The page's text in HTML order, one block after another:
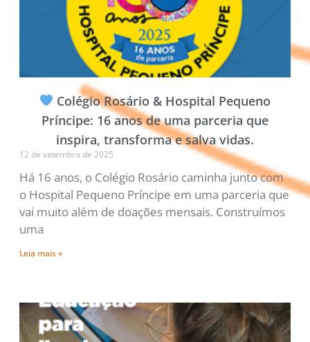
Colégio Rosário & Hospital Pequeno
Príncipe: 16 anos de uma parceria que
inspira, transforma e salva vidas.
12 de setembro de 2025
Há 16 anos, o Colégio Rosário caminha junto com
o Hospital Pequeno Príncipe em uma parceria que
vai muito além de doações mensais. Construímos
uma
Leia mais »